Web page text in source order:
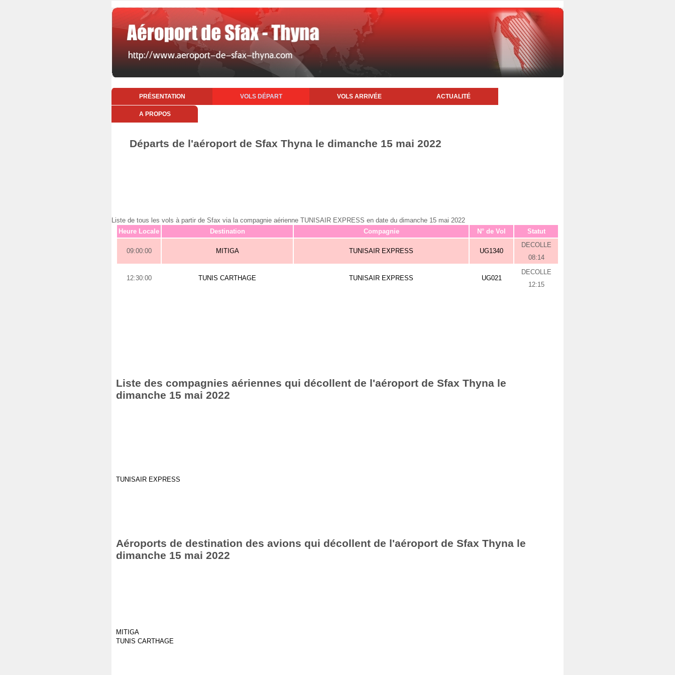
PRÉSENTATION VOLS DÉPART VOLS ARRIVÉE ACTUALITÉ
A PROPOS
Départs de l'aéroport de Sfax Thyna le dimanche 15 mai 2022
Liste de tous les vols à partir de Sfax via la compagnie aérienne TUNISAIR EXPRESS en date du dimanche 15 mai 2022
Heure Locale
Destination Compagnie N° de Vol Statut
09:00:00 MITIGA TUNISAIR EXPRESS UG1340
DECOLLE
08:14
12:30:00 TUNIS CARTHAGE TUNISAIR EXPRESS UG021
DECOLLE
12:15
Liste des compagnies aériennes qui décollent de l'aéroport de Sfax Thyna le
dimanche 15 mai 2022
TUNISAIR EXPRESS
Aéroports de destination des avions qui décollent de l'aéroport de Sfax Thyna le
dimanche 15 mai 2022
MITIGA
TUNIS CARTHAGE